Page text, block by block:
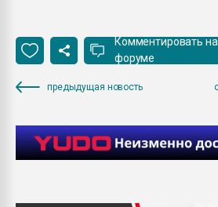
Комментировать на
форуме
предыдущая новость